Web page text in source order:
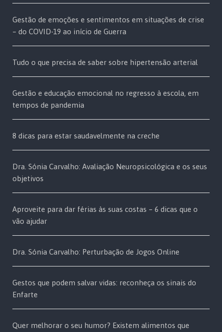
Gestão de emoções e sentimentos em situações de crise
– do COVID-19 ao início de Guerra
Tudo o que precisa de saber sobre hipertensão arterial
Gestão e educação emocional no regresso à escola, em
tempos de pandemia
8 dicas para estar saudavelmente na creche
Dra. Sónia Carvalho: Avaliação Neuropsicológica e os seus
objetivos
Aproveite para dar férias às suas costas – 6 dicas que o
vão ajudar
Dra. Sónia Carvalho: Perturbação de Jogos Online
Gestos que podem salvar vidas: reconheça os sinais do
Enfarte
Quer melhorar o seu humor? Existem alimentos que